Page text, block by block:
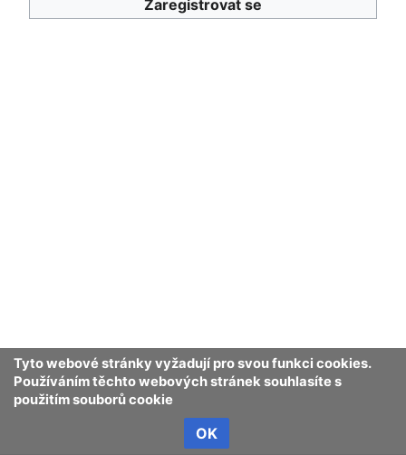
Tyto webové stránky vyžadují pro svou funkci cookies.
Používáním těchto webových stránek souhlasíte s
použitím souborů cookie
OK
Zaregistrovat se